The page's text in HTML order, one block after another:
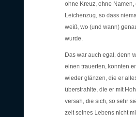
ohne Kreuz, ohne Namen,
Leichenzug, so dass
weiß, wo (und wann)
wurde.
Das war auch egal, denn
einen trauerten, konnten
wieder glänzen, die er
überstrahlte, die er mit
versah, die sich, so sehr
zeit seines Lebens nicht